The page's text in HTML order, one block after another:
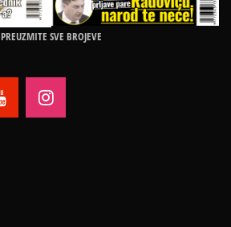
PREUZMITE SVE BROJEVE